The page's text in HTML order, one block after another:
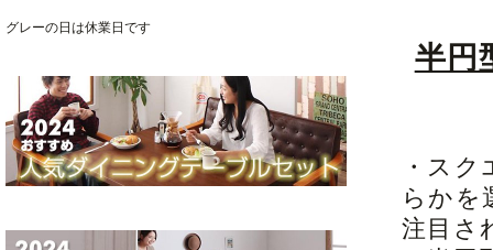
半円
・ス
らかを
注目さ
グレーの日は休業日です